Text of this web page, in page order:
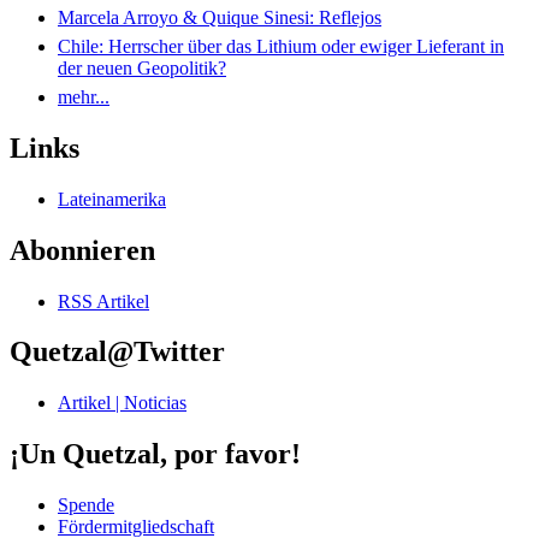
Marcela Arroyo & Quique Sinesi: Reflejos
Chile: Herrscher über das Lithium oder ewiger Lieferant in
der neuen Geopolitik?
mehr...
Links
Lateinamerika
Abonnieren
RSS Artikel
Quetzal@Twitter
Artikel | Noticias
¡Un Quetzal, por favor!
Spende
Fördermitgliedschaft